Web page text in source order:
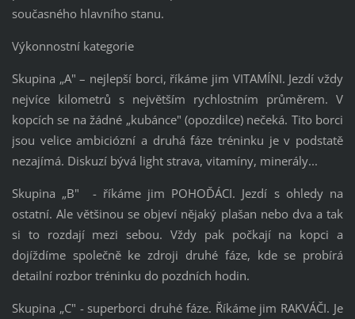
současného hlavního stanu.
Výkonnostní kategorie
Skupina „A" – nejlepší borci, říkáme jim VITAMÍNI. Jezdí vždy
nejvíce kilometrů s největším rychlostním průměrem. V
kopcích se na žádné „kubánce" (opozdilce) nečeká. Tito borci
jsou velice ambiciózní a druhá fáze tréninku je v podstatě
nezajímá. Diskuzí bývá light strava, vitamíny, minerály...
Skupina „B" - říkáme jim POHOĎÁCI. Jezdí s ohledy na
ostatní. Ale většinou se objeví nějaký plašan nebo dva a tak
si to rozdají mezi sebou. Vždy pak počkají na kopci a
dojíždíme společně ke zdroji druhé fáze, kde se probírá
detailní rozbor tréninku do pozdních hodin.
Skupina „C" - superborci druhé fáze. Říkáme jim RAKVÁČI. Je